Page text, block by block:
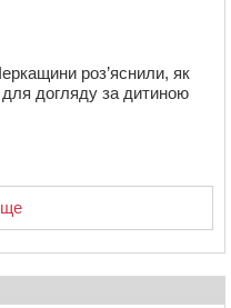
роз’яснили, як
догляду за дитиною
ще